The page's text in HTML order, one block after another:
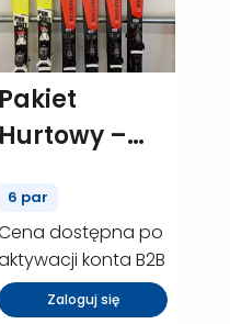
Pakiet
Hurtowy –
Pursuit P400
6 szt.
(P00457)
6 par
dostępna po
konta B2B
Zaloguj się